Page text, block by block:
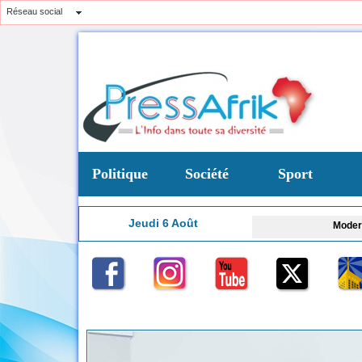
Réseau social
Politique Société Sport
Jeudi 6 Août Modernisation